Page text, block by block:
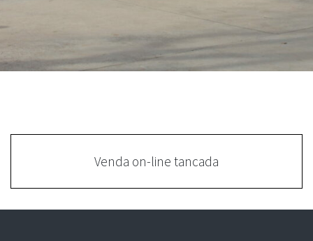
Venda on-line tancada